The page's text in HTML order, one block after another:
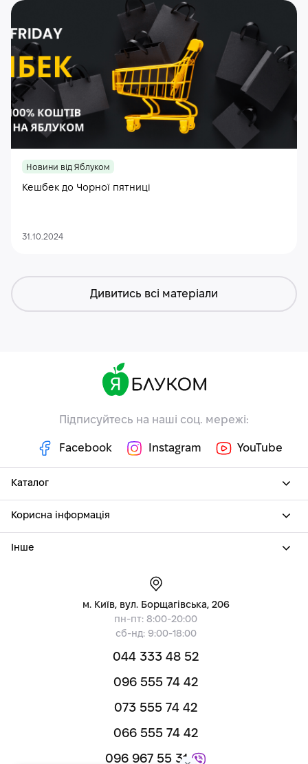
Новини від Яблуком
Кешбек до Чорної пятниці
31.10.2024
Дивитись всі матеріали
Підписуйтесь на наші соц. мережі:
Facebook Instagram YouTube
Каталог
Корисна інформація
Інше
м. Київ, вул. Борщагівська, 206
пн-пт: 8:00-20:00
сб-нд: 9:00-18:00
044 333 48 52
096 555 74 42
073 555 74 42
066 555 74 42
096 967 55 31